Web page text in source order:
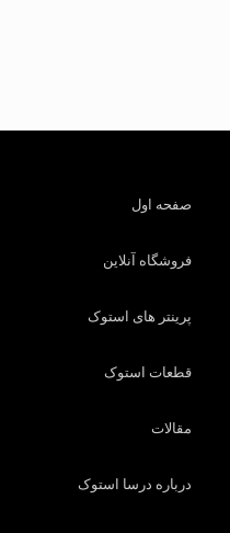
صفحه اول
فروشگاه آنلاین
پرینتر های استوک
قطعات استوک
مقالات
درباره درسا استوک